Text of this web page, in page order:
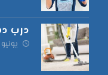
درب
يونيو 10, 2017